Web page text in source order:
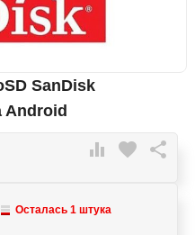
SanDisk
Android
 favorite 
Осталась 1 штука